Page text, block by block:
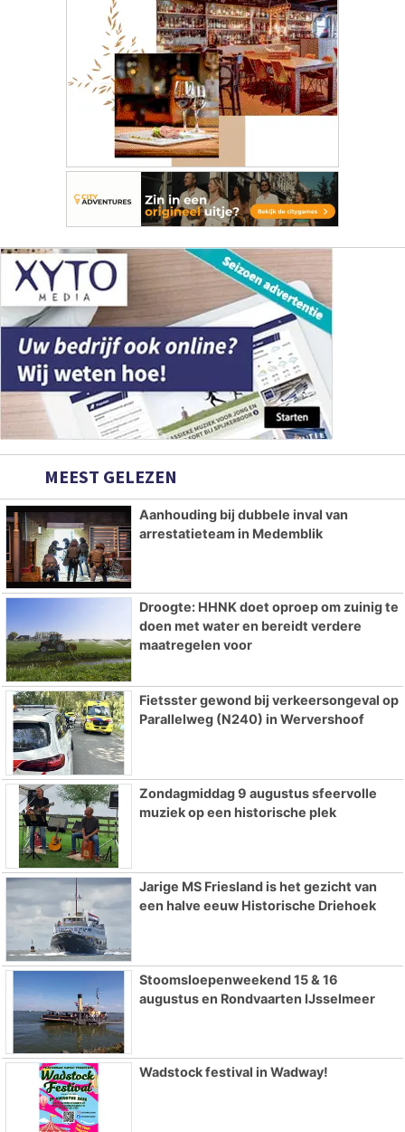
MEEST GELEZEN
Aanhouding bij dubbele inval van
arrestatieteam in Medemblik
Droogte: HHNK doet oproep om zuinig te
doen met water en bereidt verdere
maatregelen voor
Fietsster gewond bij verkeersongeval op
Parallelweg (N240) in Wervershoof
Zondagmiddag 9 augustus sfeervolle
muziek op een historische plek
Jarige MS Friesland is het gezicht van
een halve eeuw Historische Driehoek
Stoomsloepenweekend 15 & 16
augustus en Rondvaarten IJsselmeer
Wadstock festival in Wadway!